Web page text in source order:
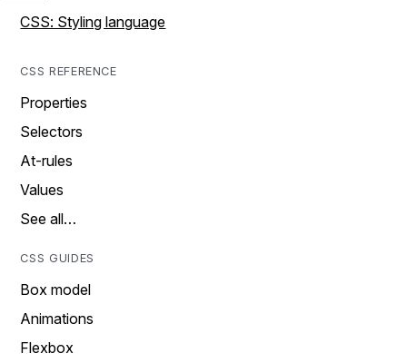
CSS: Styling language
CSS REFERENCE
Properties
Selectors
At-rules
Values
See all…
CSS GUIDES
Box model
Animations
Flexbox